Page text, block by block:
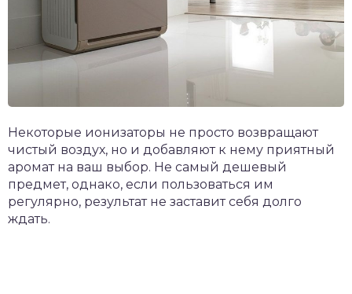
Некоторые ионизаторы не просто возвращают
чистый воздух, но и добавляют к нему приятный
аромат на ваш выбор. Не самый дешевый
предмет, однако, если пользоваться им
регулярно, результат не заставит себя долго
ждать.